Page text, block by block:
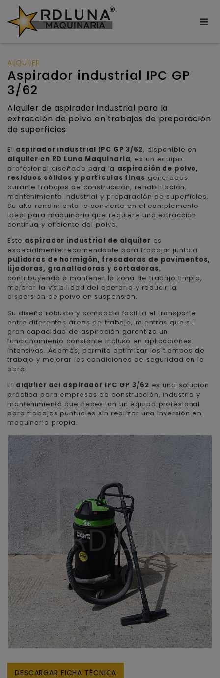
DESCARGAR FICHA TÉCNICA
ALQUILER
Aspirador industrial IPC GP
3/62
Alquiler de aspirador industrial para la
extracción de polvo en trabajos de preparación
de superficies
El aspirador industrial IPC GP 3/62, disponible en
alquiler en RD Luna Maquinaria, es un equipo
profesional diseñado para la aspiración de polvo,
residuos sólidos y partículas finas generadas
durante trabajos de construcción, rehabilitación,
mantenimiento industrial y preparación de superficies.
Su alto rendimiento lo convierte en el complemento
ideal para maquinaria que requiere una extracción
continua y eficiente del polvo.
Este aspirador industrial de alquiler es
especialmente recomendable para trabajar junto a
pulidoras de hormigón, fresadoras de pavimentos,
lijadoras, granalladoras y cortadoras,
contribuyendo a mantener la zona de trabajo limpia,
mejorar la visibilidad del operario y reducir la
dispersión de polvo en suspensión.
Su diseño robusto y compacto facilita el transporte
entre diferentes áreas de trabajo, mientras que su
gran capacidad de aspiración garantiza un
funcionamiento constante incluso en aplicaciones
intensivas. Además, permite optimizar los tiempos de
trabajo y mejorar las condiciones de seguridad en la
obra.
El alquiler del aspirador IPC GP 3/62 es una solución
práctica para empresas de construcción, industria y
mantenimiento que necesitan un equipo profesional
para trabajos puntuales sin realizar una inversión en
maquinaria propia.